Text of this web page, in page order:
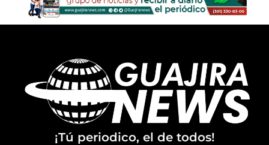
¡Tú periodico, el de todos!